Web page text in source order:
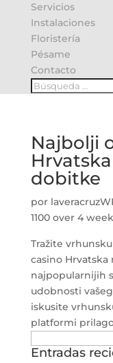
Servicios
Instalaciones
Floristería
Pésame
Contacto
Najbolji
dobitke
por
1100 over 4
Tražite
casino
najpopularnijih
udobnosti
iskusite
platformi
Entradas